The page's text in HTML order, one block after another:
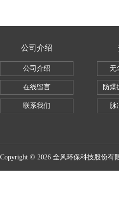
公司介绍
公司介绍
在线留言
联系我们
无
防爆
脉
Copyright © 2026 全风环保科技股份有